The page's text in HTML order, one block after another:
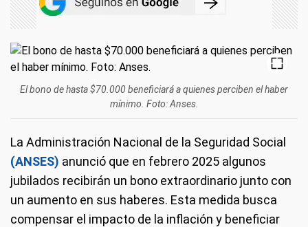
El bono de hasta $70.000 beneficiará a quienes perciben el haber
mínimo. Foto: Anses.
La Administración Nacional de la Seguridad Social
(ANSES) anunció que en febrero 2025 algunos
jubilados recibirán un bono extraordinario junto con
un aumento en sus haberes. Esta medida busca
compensar el impacto de la inflación y beneficiar